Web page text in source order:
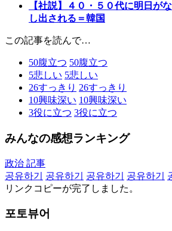
【社説】４０・５０代に明日が
し出される＝韓国
この記事を読んで…
50腹立つ 50腹立つ
5悲しい 5悲しい
26すっきり 26すっきり
10興味深い 10興味深い
3役に立つ 3役に立つ
みんなの感想ランキング
政治 記事
공유하기
공유하기 공유하기 공유하기
リンクコピーが完了しました。
포토뷰어